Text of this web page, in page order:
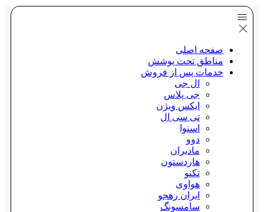
صفحه اصلی
مناطق تحت پوشش
خدمات پس از فروش
ال جی
جی پلاس
ایکس ویژن
تی سی ال
اسنوا
دوو
مادیران
هاردستون
تکنو
هواوی
ایران رهجو
سامسونگ